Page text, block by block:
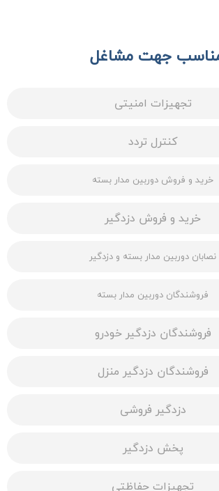
جهت مشاغل
تجهیزات امنیتی
کنترل تردد
خرید و فروش دوربین مدار بسته
خرید و فروش دزدگیر
نصابان دوربین مدار بسته و دزدگیر
فروشندگان دوربین مدار بسته
فروشندگان دزدگیر خودرو
فروشندگان دزدگیر منزل
دزدگیر فروشی
پخش دزدگیر
تجهیزات حفاظتی